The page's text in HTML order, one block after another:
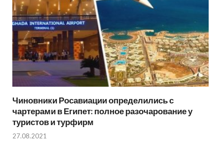
Чиновники Росавиации определились с
чартерами в Египет: полное разочарование у
туристов и турфирм
27.08.2021